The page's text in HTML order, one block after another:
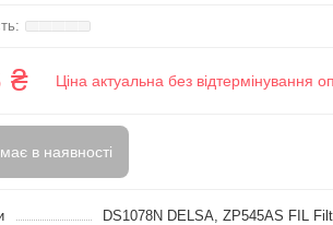
₴ Ціна актуальна без відтермінування
в наявності
DS1078N DELSA, ZP545AS FIL